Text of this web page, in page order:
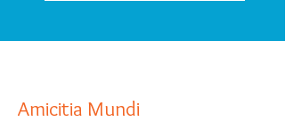
Amicitia Mundi